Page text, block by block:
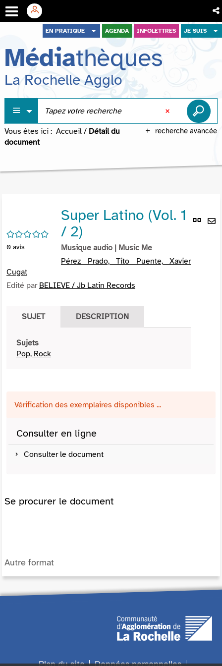
menu
contenu
recherche
EN PRATIQUE AGENDA INFOLETTRES JE SUIS
Médiathèques
La Rochelle Agglo
recherche avancée
Vous êtes ici : Accueil / Détail du
document
Lien
/5
0 avis
Super Latino (Vol. 1
/ 2)
Musique audio | Music Me
Pérez Prado, Tito Puente, Xavier
Cugat
Edité par BELIEVE / Jb Latin Records
SUJET DESCRIPTION
Sujets
Pop, Rock
Vérification des exemplaires disponibles ...
Consulter en ligne
Consulter le document
Se procurer le document
Autre format
Plan du site Données personnelles